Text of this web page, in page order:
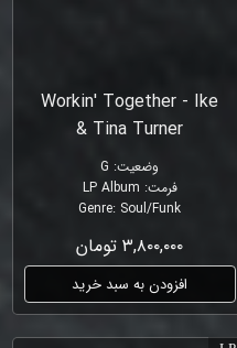
Workin' Together - Ike
& Tina Turner
وضعیت:
G
فرمت:
LP Album
Genre: Soul/Funk
۳,۸۰۰,۰۰۰ تومان
افزودن به سبد خرید